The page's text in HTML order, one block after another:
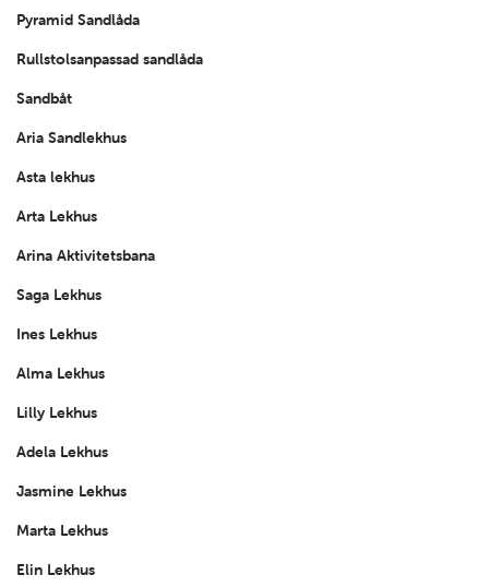
Pyramid Sandlåda
Rullstolsanpassad sandlåda
Sandbåt
Aria Sandlekhus
Asta lekhus
Arta Lekhus
Arina Aktivitetsbana
Saga Lekhus
Ines Lekhus
Alma Lekhus
Lilly Lekhus
Adela Lekhus
Jasmine Lekhus
Marta Lekhus
Elin Lekhus